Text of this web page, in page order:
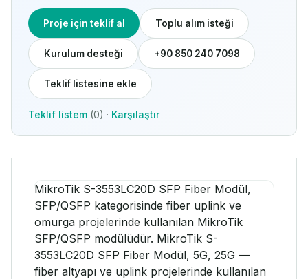
Proje için teklif al Toplu alım isteği
Kurulum desteği +90 850 240 7098
Teklif listesine ekle
Teklif listem (0) · Karşılaştır
MikroTik S-3553LC20D SFP Fiber Modül,
SFP/QSFP kategorisinde fiber uplink ve
omurga projelerinde kullanılan MikroTik
SFP/QSFP modülüdür. MikroTik S-
3553LC20D SFP Fiber Modül, 5G, 25G —
fiber altyapı ve uplink projelerinde kullanılan